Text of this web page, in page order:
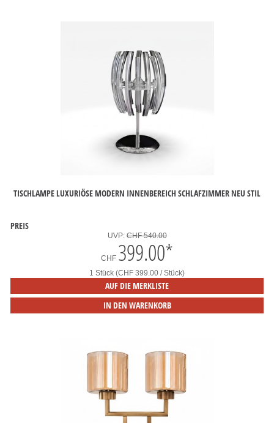
TISCHLAMPE LUXURIÖSE MODERN INNENBEREICH SCHLAFZIMMER NEU STIL
PREIS
UVP:CHF 540.00
CHF 399.00*
1 Stück (CHF 399.00 / Stück)
AUF DIE MERKLISTE
IN DEN WARENKORB